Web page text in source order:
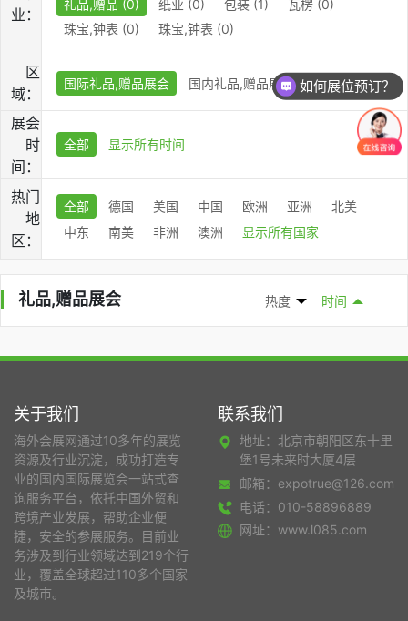
业：
礼品,赠品 (0)
纸业 (0) 包装 (1)
瓦楞 (0)
珠宝,钟表 (0)
珠宝,钟表 (0)
区
域：
国际礼品,赠品展会 国内礼品,赠品展会
展会
时
间：
全部 显示所有时间
热门
地
区：
全部 德国 美国 中国 欧洲 亚洲
北美
中东
南美 非洲 澳洲 显示所有国家
礼品,赠品展会 热度 时间
关于我们
海外会展网通过10多年的展览
资源及行业沉淀，成功打造专
业的国内国际展览会一站式查
询服务平台，依托中国外贸和
跨境产业发展，帮助企业便
捷，安全的参展服务。目前业
务涉及到行业领域达到219个行
业，覆盖全球超过110多个国家
及城市。
联系我们
地址：北京市朝阳区东十里
堡1号未来时大厦4层
邮箱：expotrue@126.com
电话：010-58896889
网址：www.l085.com
如何展位预订？